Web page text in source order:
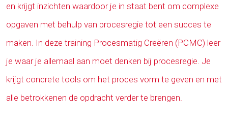
en krijgt inzichten waardoor je in staat bent om complexe
opgaven met behulp van procesregie tot een succes te
maken. In deze training Procesmatig Creëren (PCMC) leer
je waar je allemaal aan moet denken bij procesregie. Je
krijgt concrete tools om het proces vorm te geven en met
alle betrokkenen de opdracht verder te brengen.